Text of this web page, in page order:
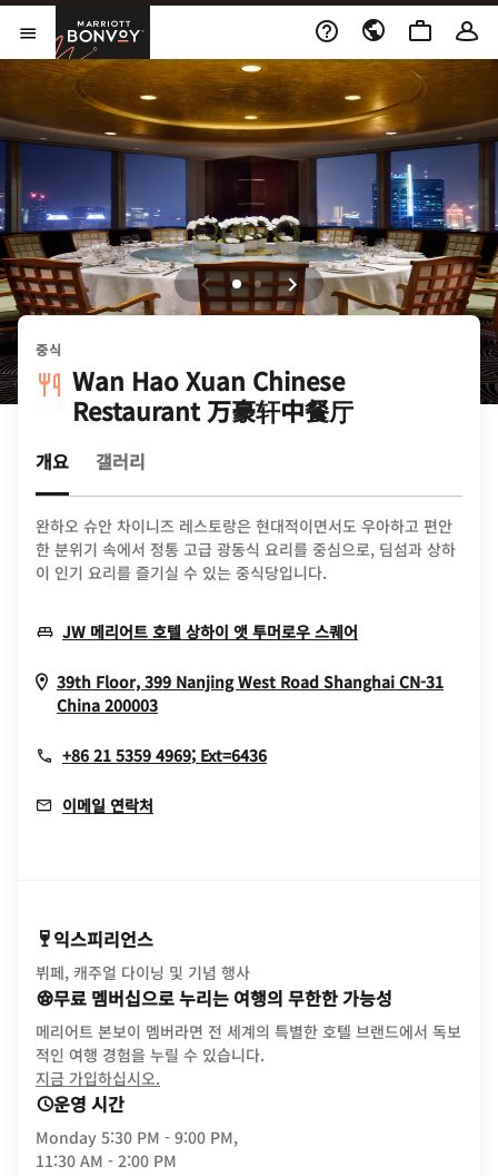
Skip to Content
메뉴 열기
Marriott Bonvoy
중식
Wan Hao Xuan Chinese
Restaurant 万豪轩中餐厅
개요 갤러리
완하오 슈안 차이니즈 레스토랑은 현대적이면서도 우아하고 편안
한 분위기 속에서 정통 고급 광동식 요리를 중심으로, 딤섬과 상하
이 인기 요리를 즐기실 수 있는 중식당입니다.
JW 메리어트 호텔 상하이 앳 투머로우 스퀘어
39th Floor, 399 Nanjing West Road Shanghai CN-31
China 200003Opens In New Window
+86 21 5359 4969; Ext=6436
이메일 연락처
익스피리언스
뷔페, 캐주얼 다이닝 및 기념 행사
무료 멤버십으로 누리는 여행의 무한한 가능성
메리어트 본보이 멤버라면 전 세계의 특별한 호텔 브랜드에서 독보
적인 여행 경험을 누릴 수 있습니다.
지금 가입하십시오.
운영 시간
Monday 5:30 PM - 9:00 PM,
11:30 AM - 2:00 PM